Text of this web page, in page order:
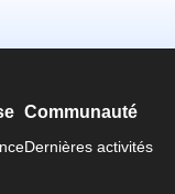
Communauté
Dernières activités